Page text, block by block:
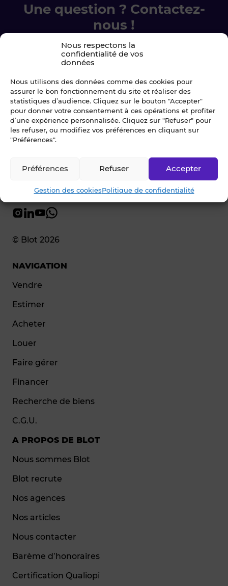
Nous respectons la
confidentialité de vos
données
Nous utilisons des données comme des cookies pour
assurer le bon fonctionnement du site et réaliser des
statistiques d’audience. Cliquez sur le bouton "Accepter"
pour donner votre consentement à ces opérations et profiter
d’une expérience personnalisée. Cliquez sur "Refuser" pour
les refuser, ou modifiez vos préférences en cliquant sur
"Préférences".
Accepter
Refuser
Préférences
Gestion des cookiesPolitique de confidentialité
Une question ? Contactez-
nous !
Chez Blot nous sommes là pour vous
accompagner à chaque étape.
Ecrivez-nous
02 99 79 33 34
© Blot 2026
NAVIGATION
Vendre
Estimer
Acheter
Louer
Faire gérer
Financer
Recherche de biens
C.G.U.
A PROPOS DE BLOT
Nous sommes Blot
Blot recrute
Nos agences
Nos articles
Nous contacter
Barème d’honoraires
Certification Qualiopi